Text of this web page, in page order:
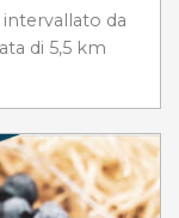
da
di 5,5 km